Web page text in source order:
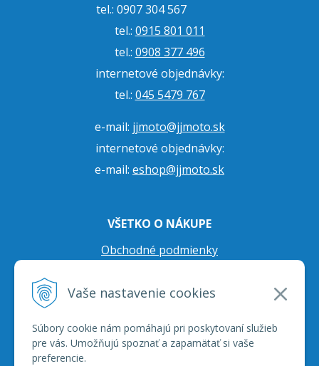
Vaše nastavenie cookies
Súbory cookie nám pomáhajú pri poskytovaní služieb
pre vás. Umožňujú spoznať a zapamätať si vaše
preferencie.
tel.: 0907 304 567
tel.: 0915 801 011
tel.: 0908 377 496
internetové objednávky:
tel.: 045 5479 767
e-mail: jjmoto@jjmoto.sk
internetové objednávky:
e-mail: eshop@jjmoto.sk
VŠETKO O NÁKUPE
Obchodné podmienky
Prepravné podmienky